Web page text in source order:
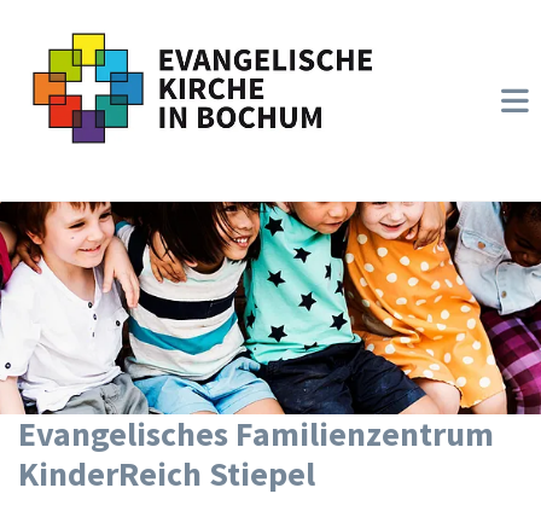
Evangelisches Familienzentrum
KinderReich Stiepel